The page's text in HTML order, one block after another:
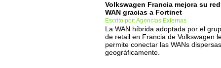
Volkswagen Francia mejora su red
WAN gracias a Fortinet
Escrito por: Agencias Externas
La WAN híbrida adoptada por el
de retail en Francia de Volkswagen
permite conectar las WANs dispersas
geográficamente.